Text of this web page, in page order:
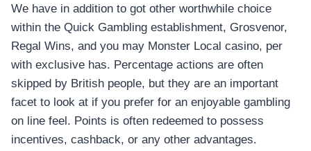
We have in addition to got other worthwhile choice
within the Quick Gambling establishment, Grosvenor,
Regal Wins, and you may Monster Local casino, per
with exclusive has. Percentage actions are often
skipped by British people, but they are an important
facet to look at if you prefer for an enjoyable gambling
on line feel. Points is often redeemed to possess
incentives, cashback, or any other advantages.